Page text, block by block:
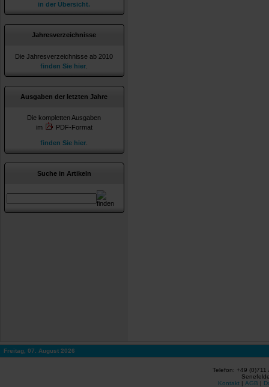
in der Übersicht.
Jahresverzeichnisse
Die Jahresverzeichnisse ab 2010
finden Sie hier
Ausgaben der letzten Jahre
Die kompletten Ausgaben
im
PDF-Format
finden Sie hier
Suche in Artikeln
Freitag, 07. August 2026
Telefon: +49
Kontakt | AGB |